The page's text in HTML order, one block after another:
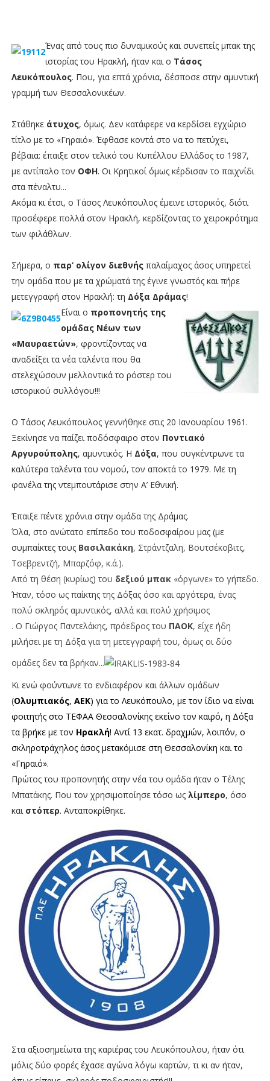
Ένας από τους πιο δυναμικούς και συνεπείς μπακ της
ιστορίας του Ηρακλή, ήταν και ο Τάσος
Λευκόπουλος. Που, για επτά χρόνια, δέσποσε στην αμυντική
γραμμή των Θεσσαλονικέων.
Στάθηκε άτυχος, όμως. Δεν κατάφερε να κερδίσει εγχώριο
τίτλο με το «Γηραιό». Έφθασε κοντά στο να το πετύχει,
βέβαια: έπαιξε στον τελικό του Κυπέλλου Ελλάδος το 1987,
με αντίπαλο τον ΟΦΗ. Οι Κρητικοί όμως κέρδισαν το παιχνίδι
στα πέναλτυ...
Ακόμα κι έτσι, ο Τάσος Λευκόπουλος έμεινε ιστορικός, διότι
προσέφερε πολλά στον Ηρακλή, κερδίζοντας το χειροκρότημα
των φιλάθλων.
Σήμερα, ο παρ’ ολίγον διεθνήςπαλαίμαχος άσος υπηρετεί
την ομάδα που με τα χρώματά της έγινε γνωστός και πήρε
μετεγγραφή στον Ηρακλή: τη Δόξα Δράμας!
Είναι ο προπονητής της
ομάδας Νέων των
«Μαυραετών», φροντίζοντας να
αναδείξει τα νέα ταλέντα που θα
στελεχώσουν μελλοντικά το ρόστερ του
ιστορικού συλλόγου!!!
Ο Τάσος Λευκόπουλος γεννήθηκε στις 20 Ιανουαρίου 1961.
Ξεκίνησε να παίζει ποδόσφαιρο στον Ποντιακό
Αργυρούπολης, αμυντικός. Η Δόξα, που συγκέντρωνε τα
καλύτερα ταλέντα του νομού, τον αποκτά το 1979. Με τη
φανέλα της ντεμπουτάρισε στην Α’ Εθνική.
Έπαιξε πέντε χρόνια στην ομάδα της Δράμας.
Όλα, στο ανώτατο επίπεδο του ποδοσφαίρου μας (με
συμπαίκτες τους Βασιλακάκη, Στράντζαλη, Βουτσέκοβιτς,
Τσεβρεντζή, Μπαρζόφ, κ.ά.).
Από τη θέση (κυρίως) του δεξιού μπακ«όργωνε» το γήπεδο.
Ήταν, τόσο ως παίκτης της Δόξας όσο και αργότερα, ένας
πολύ σκληρός αμυντικός, αλλά και πολύ χρήσιμος
. Ο Γιώργος Παντελάκης, πρόεδρος του ΠΑΟΚ, είχε ήδη
μιλήσει με τη Δόξα για τη μετεγγραφή του, όμως οι δύο
ομάδες δεν τα βρήκαν...
Κι ενώ φούντωνε το ενδιαφέρον και άλλων ομάδων
(Ολυμπιακός, ΑΕΚ) για το Λευκόπουλο, με τον ίδιο να είναι
φοιτητής στο ΤΕΦΑΑ Θεσσαλονίκης εκείνο τον καιρό, η Δόξα
τα βρήκε με τον Ηρακλή! Αντί 13 εκατ. δραχμών, λοιπόν, ο
σκληροτράχηλος άσος μετακόμισε στη Θεσσαλονίκη και το
«Γηραιό».
Πρώτος του προπονητής στην νέα του ομάδα ήταν ο Τέλης
Μπατάκης. Που τον χρησιμοποίησε τόσο ως λίμπερο, όσο
και στόπερ. Ανταποκρίθηκε.
Στα αξιοσημείωτα της καριέρας του Λευκόπουλου, ήταν ότι
μόλις δύο φορές έχασε αγώνα λόγω καρτών, τι κι αν ήταν,